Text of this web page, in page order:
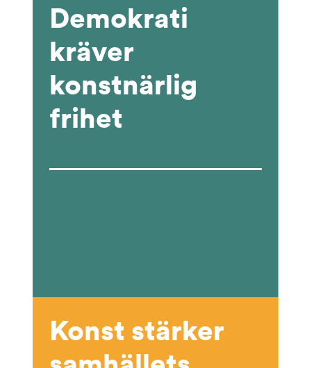
Demokrati
kräver
konstnärlig
frihet
Konst stärker